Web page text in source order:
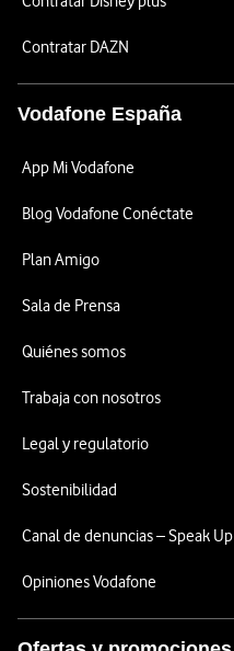
Contratar DAZN
Vodafone España
App Mi Vodafone
Blog Vodafone Conéctate
Plan Amigo
Sala de Prensa
Quiénes somos
Trabaja con nosotros
Legal y regulatorio
Sostenibilidad
Canal de denuncias – Speak Up
Opiniones Vodafone